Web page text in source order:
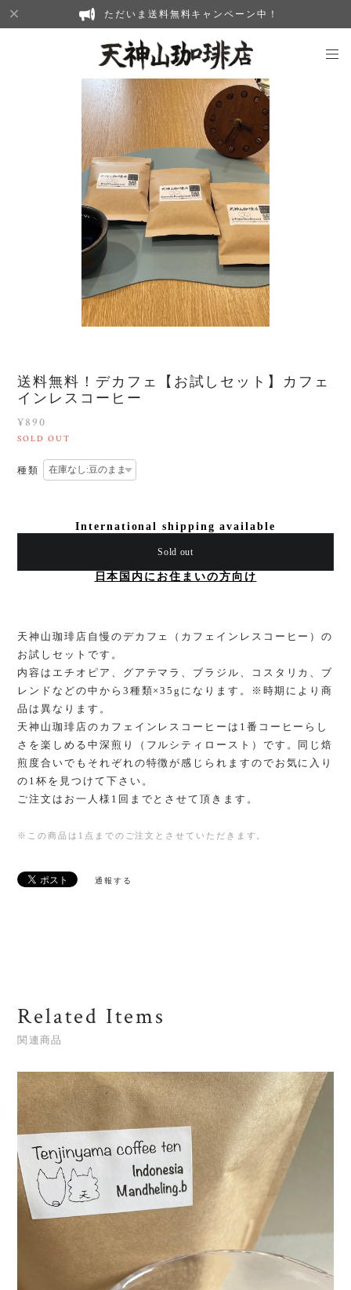
ただいま送料無料キャンペーン中！
送料無料！デカフェ【お試しセット】カフェ
インレスコーヒー
¥890
SOLD OUT
種類
International shipping available
Sold out
日本国内にお住まいの方向け
天神山珈琲店自慢のデカフェ（カフェインレスコーヒー）の
お試しセットです。
内容はエチオピア、グアテマラ、ブラジル、コスタリカ、ブ
レンドなどの中から3種類×35gになります。※時期により商
品は異なります。
天神山珈琲店のカフェインレスコーヒーは1番コーヒーらし
さを楽しめる中深煎り（フルシティロースト）です。同じ焙
煎度合いでもそれぞれの特徴が感じられますのでお気に入り
の1杯を見つけて下さい。
ご注文はお一人様1回までとさせて頂きます。
※この商品は1点までのご注文とさせていただきます。
通報する
Related Items
関連商品